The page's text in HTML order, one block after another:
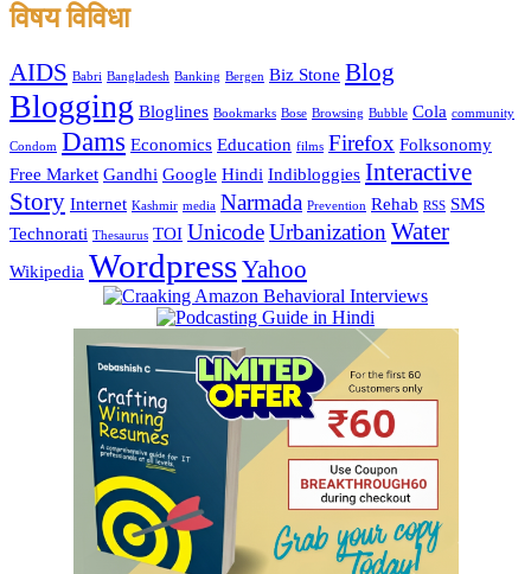
विषय विविधा
AIDS Babri Bangladesh Banking Bergen Biz Stone Blog
Blogging Bloglines Bookmarks Bose Browsing Bubble Cola community
Condom Dams Economics Education films Firefox Folksonomy
Free Market Gandhi Google Hindi Indibloggies Interactive
Story Internet Kashmir media Narmada Prevention Rehab RSS SMS
Technorati Thesaurus TOI UnicodeUrbanization Water
Wikipedia WordpressYahoo